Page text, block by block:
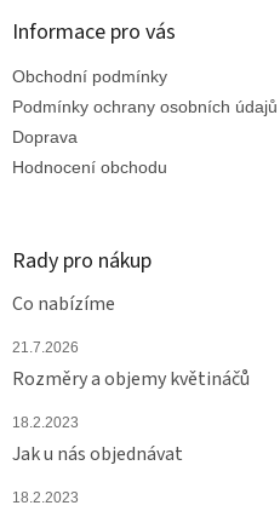
Informace pro vás
Obchodní podmínky
Podmínky ochrany osobních údajů
Doprava
Hodnocení obchodu
Rady pro nákup
Co nabízíme
21.7.2026
Rozměry a objemy květináčů
18.2.2023
Jak u nás objednávat
18.2.2023